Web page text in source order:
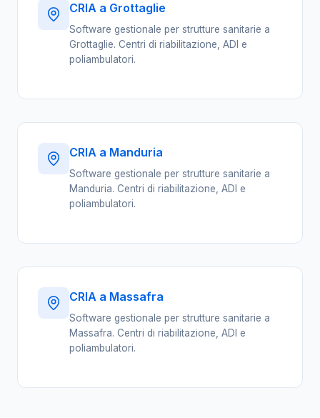
CRIA a Grottaglie
Software gestionale per strutture sanitarie a
Grottaglie. Centri di riabilitazione, ADI e
poliambulatori.
CRIA a Manduria
Software gestionale per strutture sanitarie a
Manduria. Centri di riabilitazione, ADI e
poliambulatori.
CRIA a Massafra
Software gestionale per strutture sanitarie a
Massafra. Centri di riabilitazione, ADI e
poliambulatori.